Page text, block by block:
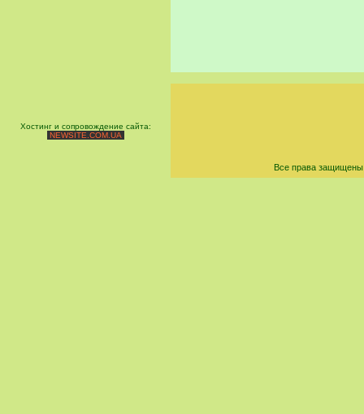
Хостинг и сопровождение сайта:
NEWSITE.COM.UA
Все права